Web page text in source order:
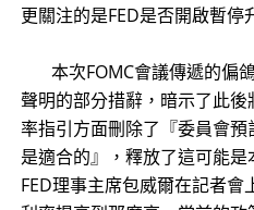
更關注的是FED是否開啟暫停
本次FOMC會議傳遞的偏
聲明的部分措辭，暗示了此
率指引方面刪除了『委員會
是適合的』，釋放了這可能
FED理事主席包威爾在記者會